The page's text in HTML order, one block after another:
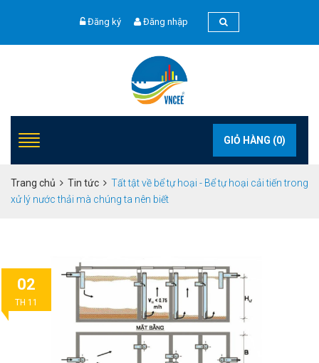
Đăng ký Đăng nhập
GIỎ HÀNG (0)
Trang chủ Tin tức
Tất tật về bể tự hoại - Bể tự hoại cải tiến trong
xử lý nước thải mà chúng ta nên biết
02
TH 11